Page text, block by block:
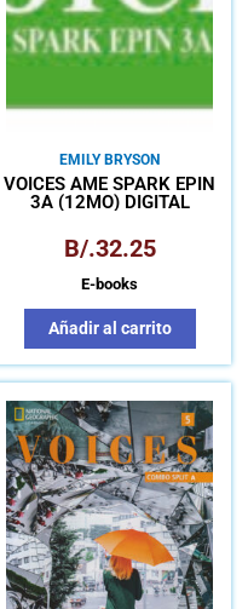
EMILY BRYSON
VOICES AME SPARK EPIN
3A (12MO) DIGITAL
B/.32.25
E-books
Añadir al carrito